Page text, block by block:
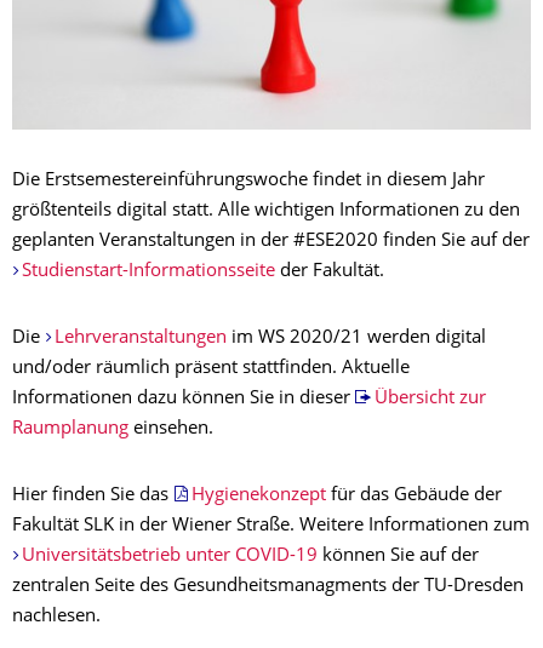
Die Erstsemestereinführungswoche findet in diesem Jahr
größtenteils digital statt. Alle wichtigen Informationen zu den
geplanten Veranstaltungen in der #ESE2020 finden Sie auf der
Studienstart-Informationsseiteder Fakultät.
Die Lehrveranstaltungen im WS 2020/21 werden digital
und/oder räumlich präsent stattfinden. Aktuelle
Informationen dazu können Sie in dieser
Übersicht zur
Raumplanung einsehen.
Hier finden Sie das Hygienekonzept für das Gebäude der
Fakultät SLK in der Wiener Straße. Weitere Informationen zum
Universitätsbetrieb unter COVID-19 können Sie auf der
zentralen Seite des Gesundheitsmanagments der TU-Dresden
nachlesen.